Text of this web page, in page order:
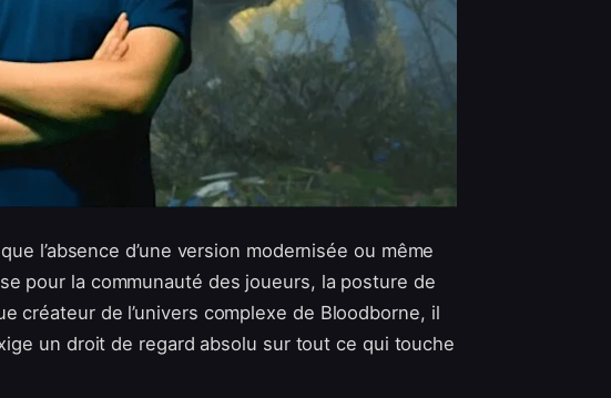
l’absence d’une version modernisée ou même
pour la communauté des joueurs, la posture de
créateur de l’univers complexe de Bloodborne, il
un droit de regard absolu sur tout ce qui touche